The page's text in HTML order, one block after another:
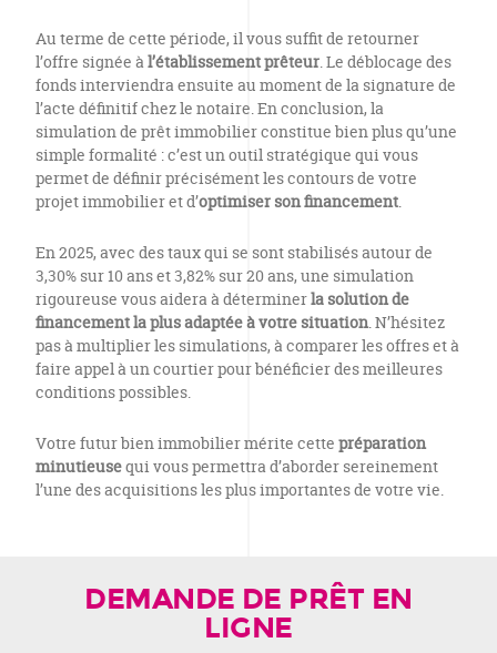
Au terme de cette période, il vous suffit de retourner
l’offre signée àl’établissement prêteur. Le déblocage des
fonds interviendra ensuite au moment de la signature de
l’acte définitif chez le notaire. En conclusion, la
simulation de prêt immobilier constitue bien plus qu’une
simple formalité : c’est un outil stratégique qui vous
permet de définir précisément les contours de votre
projet immobilier et d’optimiser son financement.
En 2025, avec des taux qui se sont stabilisés autour de
3,30% sur 10 ans et 3,82% sur 20 ans, une simulation
rigoureuse vous aidera à déterminerla solution de
financement la plus adaptée à votre situation. N’hésitez
pas à multiplier les simulations, à comparer les offres et à
faire appel à un courtier pour bénéficier des meilleures
conditions possibles.
Votre futur bien immobilier mérite cette préparation
minutieusequi vous permettra d’aborder sereinement
l’une des acquisitions les plus importantes de votre vie.
DEMANDE DE PRÊT EN
LIGNE